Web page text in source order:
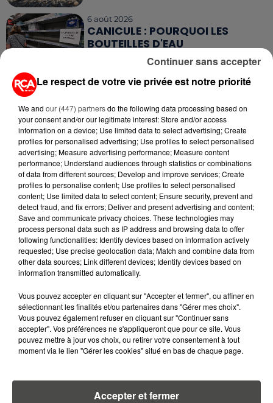
6 août 2026
CANICULE : POURQUOI LES
BOUTEILLES D'EAU
DISPARAISSENT DES RAYONS...
5 août 2026
PLUS CHER QU'IL Y A CINQ ANS,
ALERTE L’ONU
5 août 2026
QUELLES SONT LES MARQUES QUI
OFFRENT LE MEILLEUR RAPPORT...
RETROUVEZ TOUTE L'ACTU DE LA RÉGION ET
RECEVEZ LES ALERTES INFOS DE LA RÉDACTION
RCA
RCA
Le respect de votre vie privée est notre priorité
We and our (447) partnersdo the following data processing based on
your consent and/or our legitimate interest: Store and/or access
information on a device; Use limited data to select advertising; Create
profiles for personalised advertising; Use profiles to select personalised
advertising; Measure advertising performance; Measure content
performance; Understand audiences through statistics or combinations
of data from different sources; Develop and improve services; Create
profiles to personalise content; Use profiles to select personalised
content; Use limited data to select content; Ensure security, prevent and
detect fraud, and fix errors; Deliver and present advertising and content;
Save and communicate privacy choices. These technologies may
process personal data such as IP address and browsing data to offer
following functionalities: Identify devices based on information actively
requested; Use precise geolocation data; Match and combine data from
other data sources; Link different devices; Identify devices based on
information transmitted automatically.
Vous pouvez accepter en cliquant sur "Accepter et fermer", ou affiner en
sélectionnant les finalités et/ou partenaires dans "Gérer mes choix".
Vous pouvez également refuser en cliquant sur "Continuer sans
accepter". Vos préférences ne s'appliqueront que pour ce site. Vous
pouvez mettre à jour vos choix, ou retirer votre consentement à tout
moment via le lien "Gérer les cookies" situé en bas de chaque page.
Accepter et fermer
Continuer sans accepter